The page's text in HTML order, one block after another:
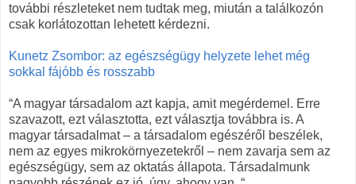
további részleteket nem tudtak meg, miután a találkozón
csak korlátozottan lehetett kérdezni.
Kunetz Zsombor: az egészségügy helyzete lehet még
sokkal fájóbb és rosszabb
“A magyar társadalom azt kapja, amit megérdemel. Erre
szavazott, ezt választotta, ezt választja továbbra is. A
magyar társadalmat – a társadalom egészéről beszélek,
nem az egyes mikrokörnyezetekről – nem zavarja sem az
egészségügy, sem az oktatás állapota. Társadalmunk